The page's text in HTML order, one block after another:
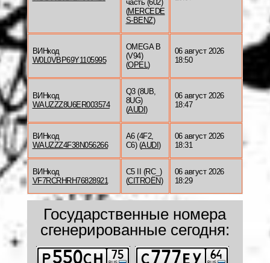
часть (602)
(MERCEDE
S-BENZ)
ВИНкод
W0L0VBP69Y1105995
OMEGA B
(V94)
(OPEL)
06 август 2026
18:50
ВИНкод
WAUZZZ8U6ER003574
Q3 (8UB,
8UG)
(AUDI )
06 август 2026
18:47
ВИНкод
WAUZZZ4F38N056266
A6 (4F2,
C6) (AUDI )
06 август 2026
18:31
ВИНкод
VF7RCRHRH76828921
C5 II (RC_)
(CITROËN)
06 август 2026
18:29
Государственные номера
сгенерированные сегодня: